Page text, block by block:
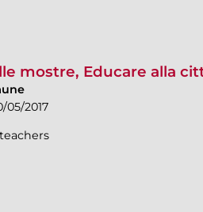
mostre, Educare alla
05/2017